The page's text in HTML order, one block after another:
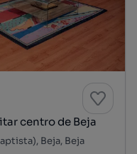
centro de Beja
Beja, Beja